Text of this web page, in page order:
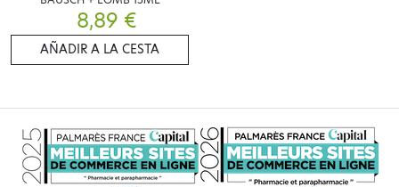
8,89 €
AÑADIR A LA CESTA